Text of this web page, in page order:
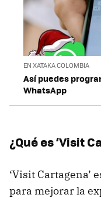
EN XATAKA COLOMBIA
Así puedes
WhatsApp
¿Qué es ‘Visit
‘Visit Cartagena’
para mejorar la